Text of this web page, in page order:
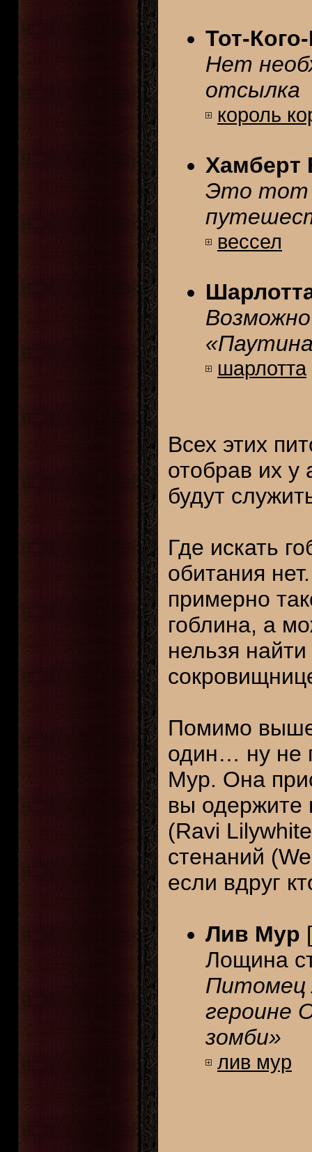
Тот-
Нет
отсылка
король
Хамберт
Это тот
вессел
шарлотта
Всех этих
отобрав их у
будут
Где искать
обитания
примерно
гоблина, а
нельзя
Помимо
один… ну не
Мур. Она
вы одержите
(Ravi
стенаний
если вдруг
Лив Мур
Лощина
Питомец
героине
зомби»
лив мур